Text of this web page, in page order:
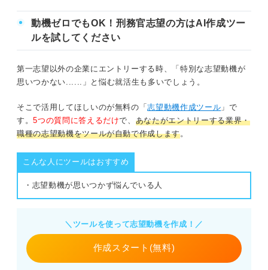
動機ゼロでもOK！刑務官志望の方はAI作成ツー
ルを試してください
第一志望以外の企業にエントリーする時、「特別な志望動機が
思いつかない......」と悩む就活生も多いでしょう。
そこで活用してほしいのが無料の「志望動機作成ツール 」で
す。5つの質問に答えるだけで、 あなたがエントリーする業界・
職種の志望動機をツールが自動で作成します。
こんな人にツールはおすすめ
・志望動機が思いつかず悩んでいる人
＼ツールを使って志望動機を作成！／
作成スタート(無料)